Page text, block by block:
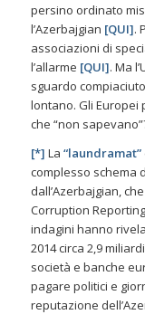
persino ordinato
l’Azerbajgian [QUI].
associazioni di
l’allarme [QUI]. Ma
sguardo
lontano. Gli Europei
che “non
[*] La “laundramat”
complesso schema
dall’Azerbajgian,
Corruption
indagini hanno
2014 circa 2,9
società e banche
pagare politici e
reputazione